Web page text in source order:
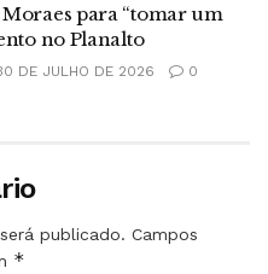
para “tomar um
no Planalto
DE JULHO DE 2026 0
publicado. Campos
*